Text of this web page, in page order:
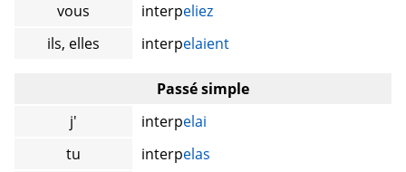
vous
interpeliez
ils, elles
interpelaient
Passé simple
j'
interpelai
tu
interpelas